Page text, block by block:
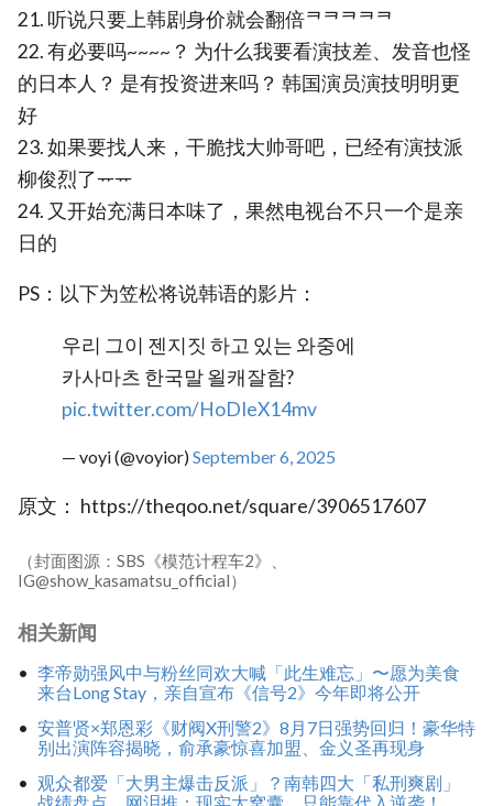
21. 听说只要上韩剧身价就会翻倍ᄏᄏᄏᄏᄏ
22. 有必要吗~~~~？ 为什么我要看演技差、发音也怪
的日本人？ 是有投资进来吗？ 韩国演员演技明明更
好
23. 如果要找人来，干脆找大帅哥吧，已经有演技派
柳俊烈了ᅲᅲ
24. 又开始充满日本味了，果然电视台不只一个是亲
日的
PS：以下为笠松将说韩语的影片：
우리 그이 젠지짓 하고 있는 와중에
카사마츠 한국말 욀캐잘함?
pic.twitter.com/HoDIeX14mv
— voyi (@voyior)September 6, 2025
原文： https://theqoo.net/square/3906517607
（封面图源：SBS《模范计程车2》、
IG@show_kasamatsu_official）
相关新闻
李帝勋强风中与粉丝同欢大喊「此生难忘」〜愿为美食
来台Long Stay，亲自宣布《信号2》今年即将公开
安普贤×郑恩彩《财阀X刑警2》8月7日强势回归！豪华特
别出演阵容揭晓，俞承豪惊喜加盟、金义圣再现身
观众都爱「大男主爆击反派」？南韩四大「私刑爽剧」